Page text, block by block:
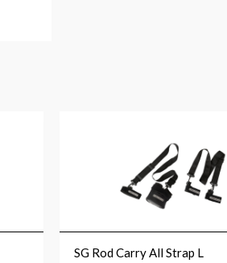
SG Rod Carry All Strap L